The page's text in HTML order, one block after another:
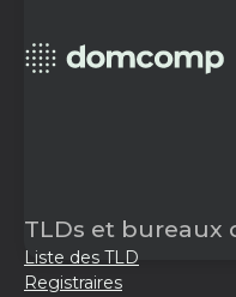
TLDs et
Liste des TLD
Registraires